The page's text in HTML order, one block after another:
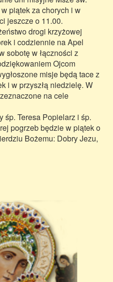
piątek za chorych i w
jeszcze o 11.00.
drogi krzyżowej
i codziennie na Apel
sobotę w łączności z
Ojcom
misje będą tace z
i w przyszłą niedzielę. W
na cele
śp. Teresa Popielarz i śp.
pogrzeb będzie w piątek o
Bożemu: Dobry Jezu,